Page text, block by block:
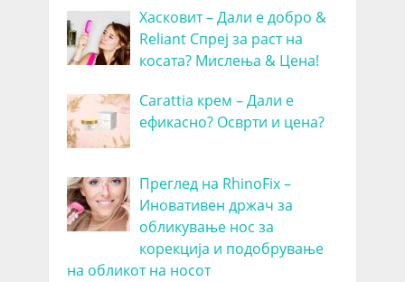
Хасковит – Дали е добро &
Reliant Спреј за раст на
косата? Мислења & Цена!
Carattia крем – Дали е
ефикасно? Осврти и цена?
Преглед на RhinoFix –
Иновативен држач за
обликување нос за
корекција и подобрување
на обликот на носот